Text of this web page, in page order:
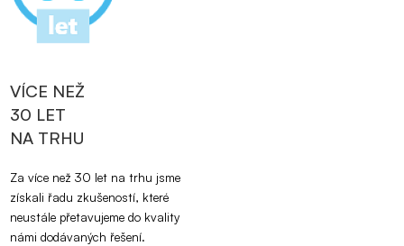
VÍCE NEŽ
30 LET
NA TRHU
Za více než 30 let na trhu jsme
získali řadu zkušeností, které
neustále přetavujeme do kvality
námi dodávaných řešení.